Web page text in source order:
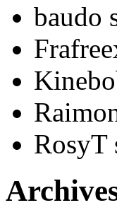
baudo
RosyT